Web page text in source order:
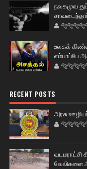
நவகமுவ
உலகக்
எம்பாப்பே
RECENT POSTS
அரசு
வடமராட்சி
வேலிகளை